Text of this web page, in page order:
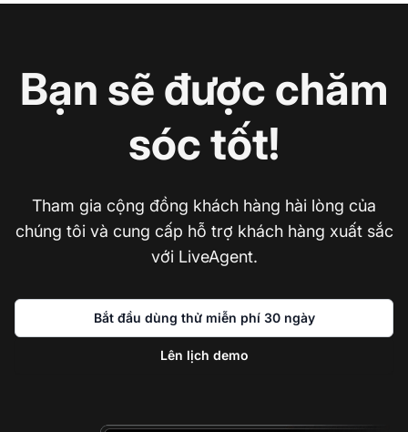
Bạn sẽ được chăm
sóc tốt!
Tham gia cộng đồng khách hàng hài lòng của
chúng tôi và cung cấp hỗ trợ khách hàng xuất sắc
với LiveAgent.
Bắt đầu dùng thử miễn phí 30 ngày
Lên lịch demo